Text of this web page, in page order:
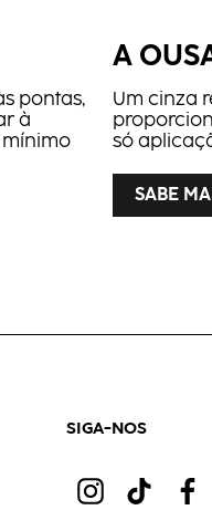
pontas,
à
A
Um cinza
só
SABE
SIGA-NOS